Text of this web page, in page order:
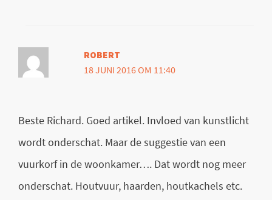
ROBERT
18 JUNI 2016 OM 11:40
Beste Richard. Goed artikel. Invloed van kunstlicht
wordt onderschat. Maar de suggestie van een
vuurkorf in de woonkamer…. Dat wordt nog meer
onderschat. Houtvuur, haarden, houtkachels etc.